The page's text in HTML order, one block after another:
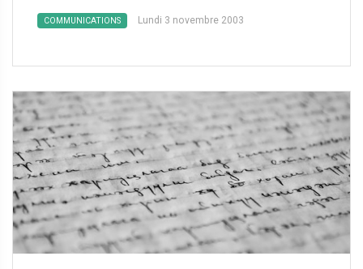
COMMUNICATIONS Lundi 3 novembre 2003